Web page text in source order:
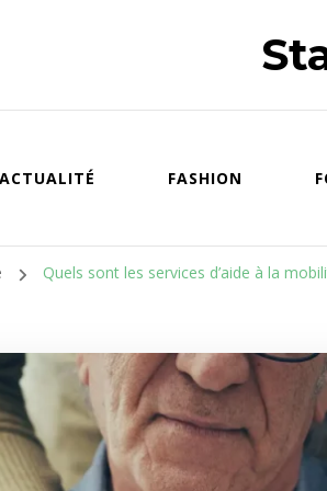
ACTUALITÉ FASHION
Quels sont les services d’aide à la